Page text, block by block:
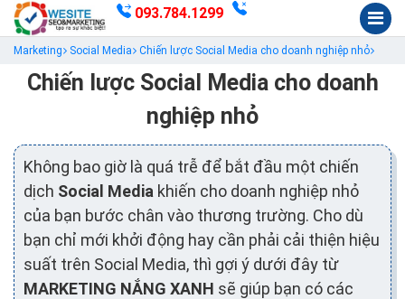
093.784.1299
Marketing Social Media Chiến lược Social Media cho doanh nghiệp nhỏ
Chiến lược Social Media cho doanh
nghiệp nhỏ
Không bao giờ là quá trễ để bắt đầu một chiến
dịch Social Media khiến cho doanh nghiệp nhỏ
của bạn bước chân vào thương trường. Cho dù
bạn chỉ mới khởi động hay cần phải cải thiện hiệu
suất trên Social Media, thì gợi ý dưới đây từ
MARKETING NẮNG XANH sẽ giúp bạn có các